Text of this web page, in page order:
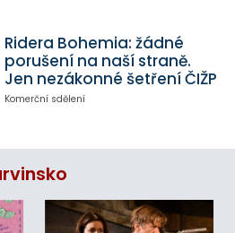
Ridera Bohemia: žádné
porušení na naší straně.
Jen nezákonné šetření ČIŽP
Komerční sdělení